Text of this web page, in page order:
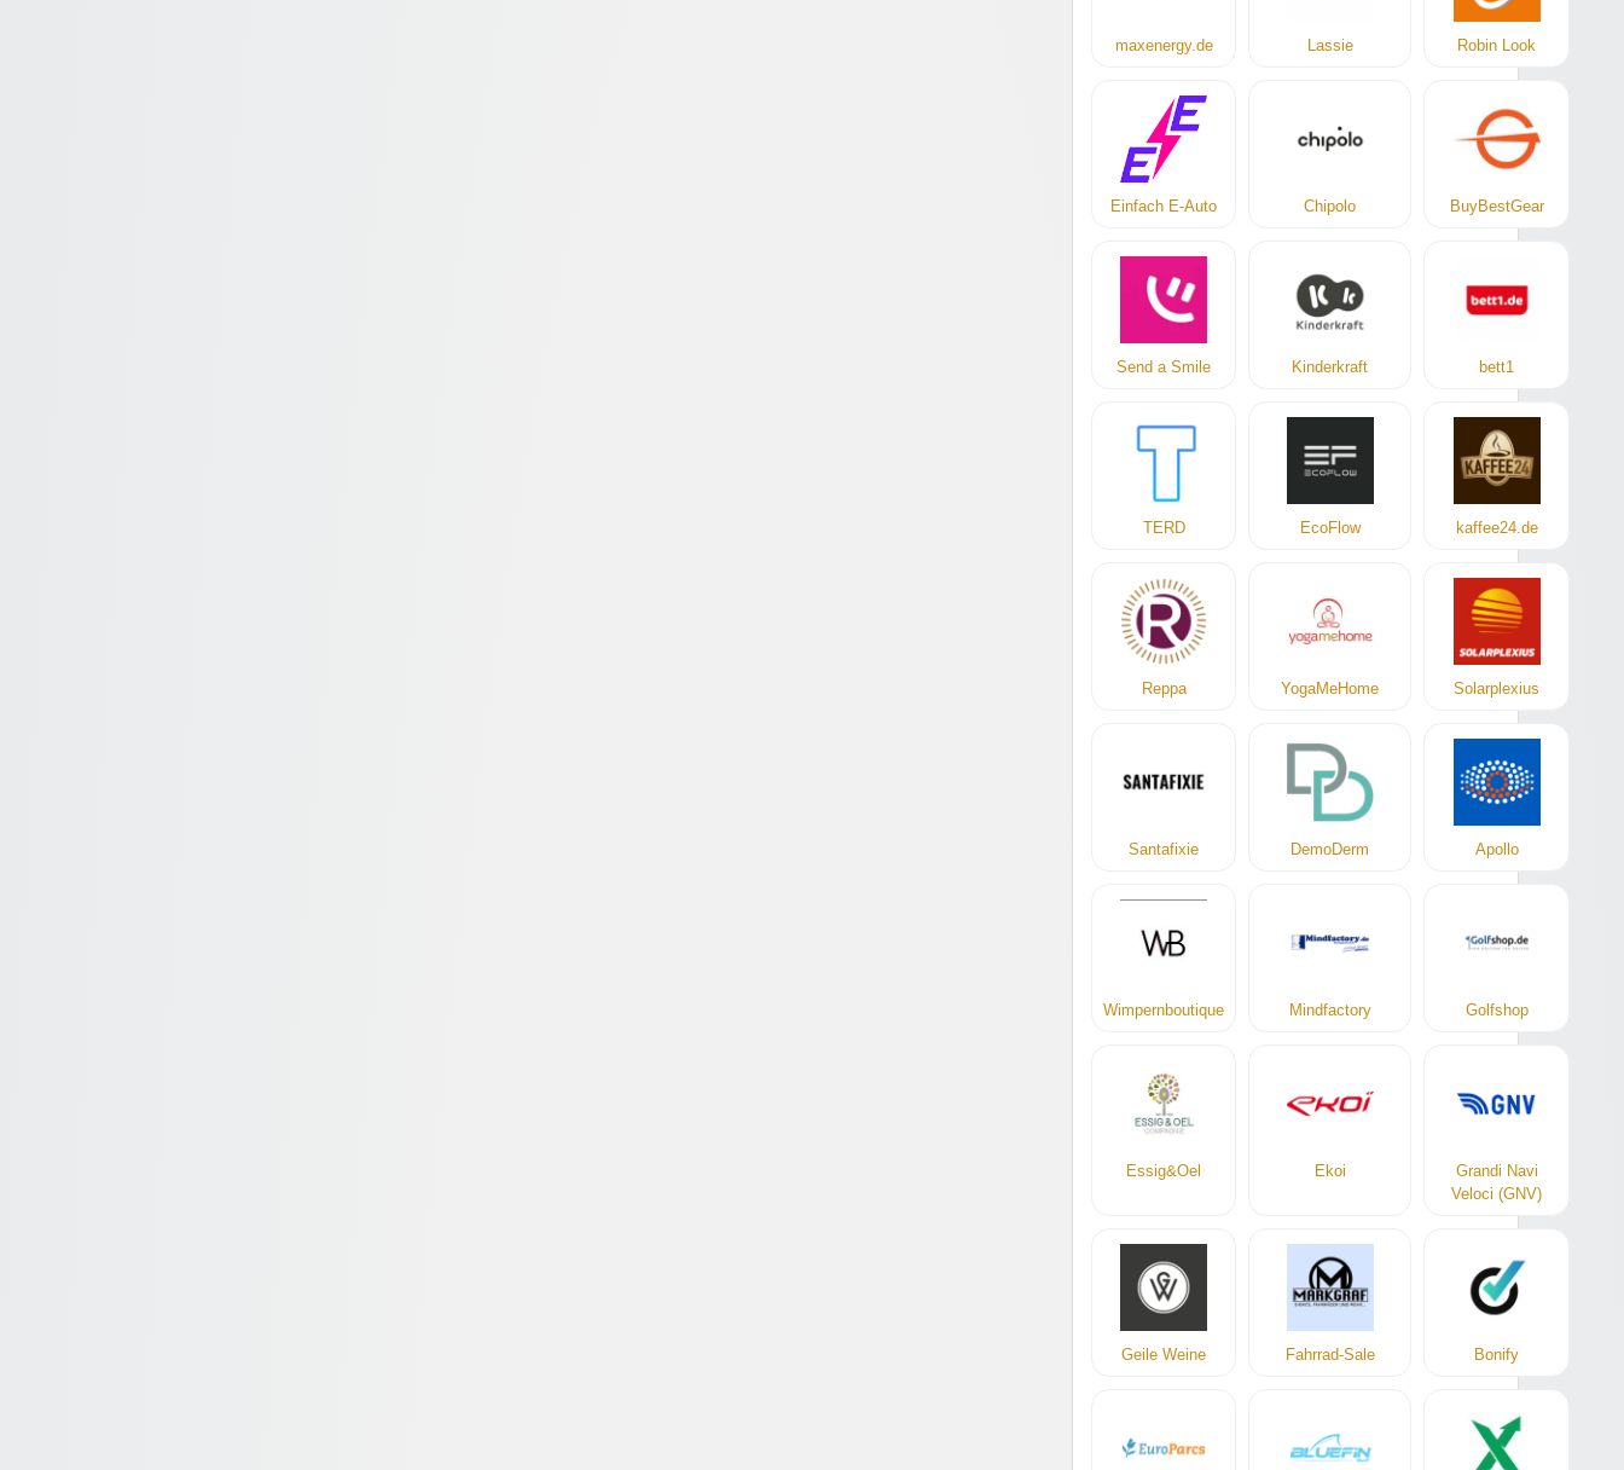
maxenergy.de Lassie Robin Look
Einfach E-Auto Chipolo BuyBestGear
Send a Smile Kinderkraft bett1
TERD EcoFlow kaffee24.de
Reppa YogaMeHome Solarplexius
Santafixie DemoDerm Apollo
Wimpernboutique Mindfactory Golfshop
Essig&Oel Ekoi
Grandi Navi
Veloci (GNV)
Geile Weine Fahrrad-Sale Bonify